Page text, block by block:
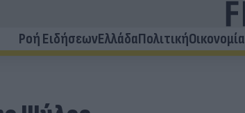
Ροή ΕιδήσεωνΕλλάδαΠολιτικήΟικονομία